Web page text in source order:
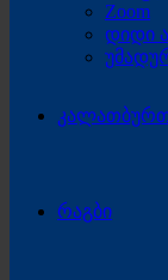
Zoom
დიდი
რაგბი